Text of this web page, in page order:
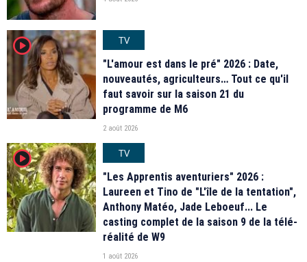
player2
TV
"L'amour est dans le pré" 2026 : Date,
nouveautés, agriculteurs… Tout ce qu'il
faut savoir sur la saison 21 du
programme de M6
2 août 2026
player2
TV
"Les Apprentis aventuriers" 2026 :
Laureen et Tino de "L'île de la tentation",
Anthony Matéo, Jade Leboeuf... Le
casting complet de la saison 9 de la télé-
réalité de W9
1 août 2026